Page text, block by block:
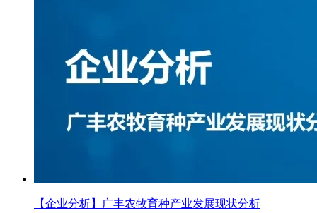
【企业分析】广丰农牧育种产业发展现状分析